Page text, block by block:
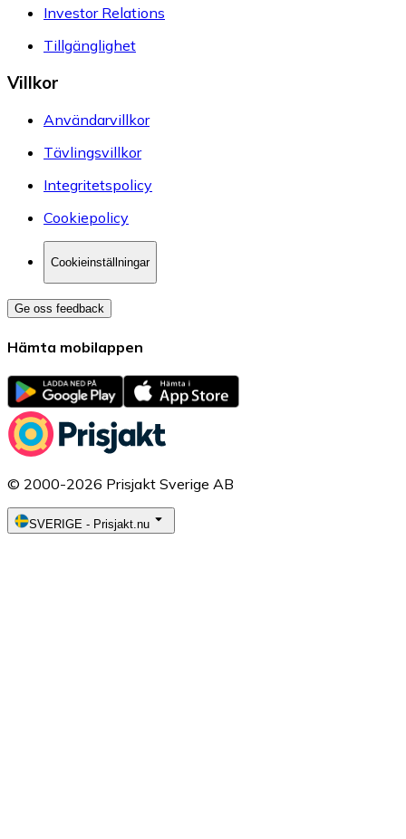
Investor Relations
Tillgänglighet
Villkor
Användarvillkor
Tävlingsvillkor
Integritetspolicy
Cookiepolicy
Cookieinställningar
Ge oss feedback
Hämta mobilappen
© 2000-2026 Prisjakt Sverige AB
SVERIGE - Prisjakt.nu